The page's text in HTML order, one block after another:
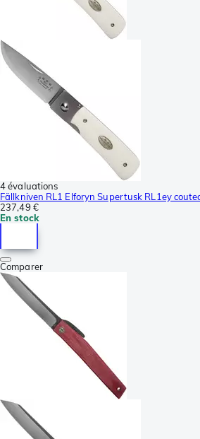
4 évaluations
Fällkniven RL1 Elforyn Supertusk RL1ey
237,49 €
En stock
Comparer